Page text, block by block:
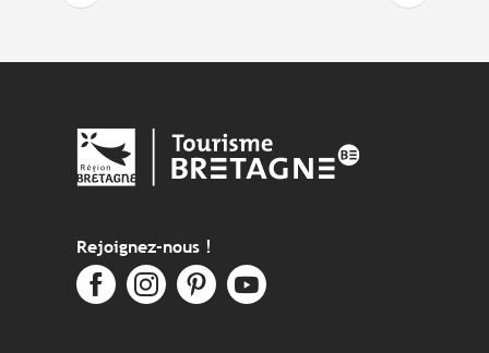
Rejoignez-nous !